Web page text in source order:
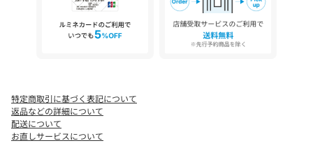
【アイボリー着用アイテム】【累計2.5万本！】【新色追加】2タ
ックワイドパンツ
【チャコール着用アイテム】【累計2.5万本！】【新色追加】2タ
レアスカート
▼洗濯方法
特定商取引に基づく表記について
返品などの詳細について
配送について
お直しサービスについて